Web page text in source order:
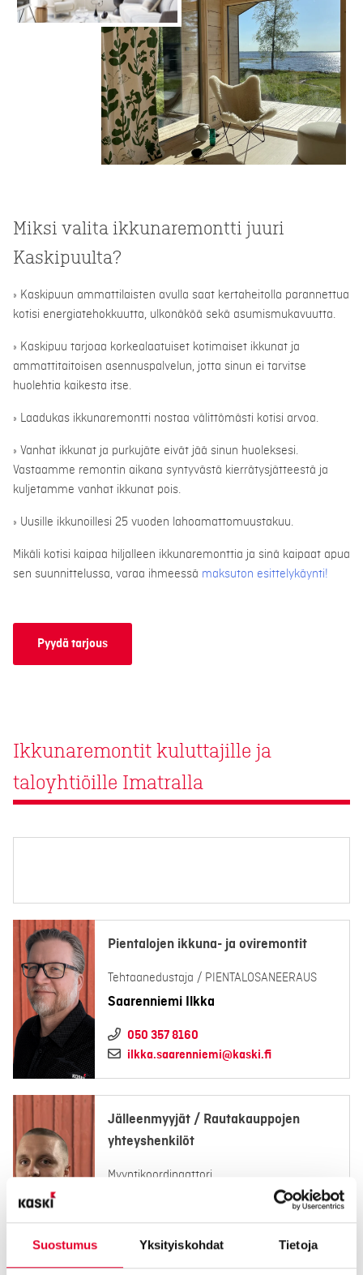
Suostumus Yksityiskohdat Tietoja
Miksi valita ikkunaremontti juuri
Kaskipuulta?
» Kaskipuun ammattilaisten avulla saat kertaheitolla parannettua
kotisi energiatehokkuutta, ulkonäköä sekä asumismukavuutta.
» Kaskipuu tarjoaa korkealaatuiset kotimaiset ikkunat ja
ammattitaitoisen asennuspalvelun, jotta sinun ei tarvitse
huolehtia kaikesta itse.
» Laadukas ikkunaremontti nostaa välittömästi kotisi arvoa.
» Vanhat ikkunat ja purkujäte eivät jää sinun huoleksesi.
Vastaamme remontin aikana syntyvästä kierrätysjätteestä ja
kuljetamme vanhat ikkunat pois.
» Uusille ikkunoillesi 25 vuoden lahoamattomuustakuu.
Mikäli kotisi kaipaa hiljalleen ikkunaremonttia ja sinä kaipaat apua
sen suunnittelussa, varaa ihmeessä maksuton esittelykäynti!
Pyydä tarjous
Ikkunaremontit kuluttajille ja
taloyhtiöille Imatralla
Pientalojen ikkuna- ja oviremontit
Tehtaanedustaja / PIENTALOSANEERAUS
Saarenniemi Ilkka
050 357 8160
ilkka.saarenniemi@kaski.fi
Jälleenmyyjät / Rautakauppojen
yhteyshenkilöt
Myyntikoordinaattori
keni.mikkonen@kaski.fi